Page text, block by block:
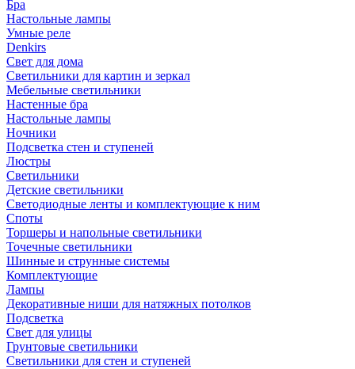
Бра
Настольные лампы
Умные реле
Denkirs
Свет для дома
Светильники для картин и зеркал
Мебельные светильники
Настенные бра
Настольные лампы
Ночники
Подсветка стен и ступеней
Люстры
Светильники
Детские светильники
Светодиодные ленты и комплектующие к ним
Споты
Торшеры и напольные светильники
Точечные светильники
Шинные и струнные системы
Комплектующие
Лампы
Декоративные ниши для натяжных потолков
Подсветка
Свет для улицы
Грунтовые светильники
Светильники для стен и ступеней